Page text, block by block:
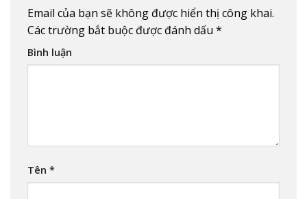
Email của bạn sẽ không được hiển thị công khai.
Các trường bắt buộc được đánh dấu *
Bình luận
Tên *